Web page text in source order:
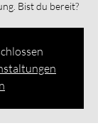
Bist du bereit?